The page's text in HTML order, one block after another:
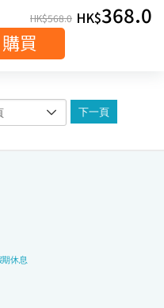
HK$568.0 HK$368.0
購買
下一頁
休息